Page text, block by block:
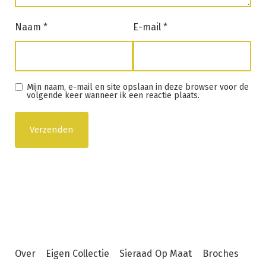
Naam * E-mail *
Mijn naam, e-mail en site opslaan in deze browser voor de
volgende keer wanneer ik een reactie plaats.
Over Eigen Collectie Sieraad Op Maat Broches